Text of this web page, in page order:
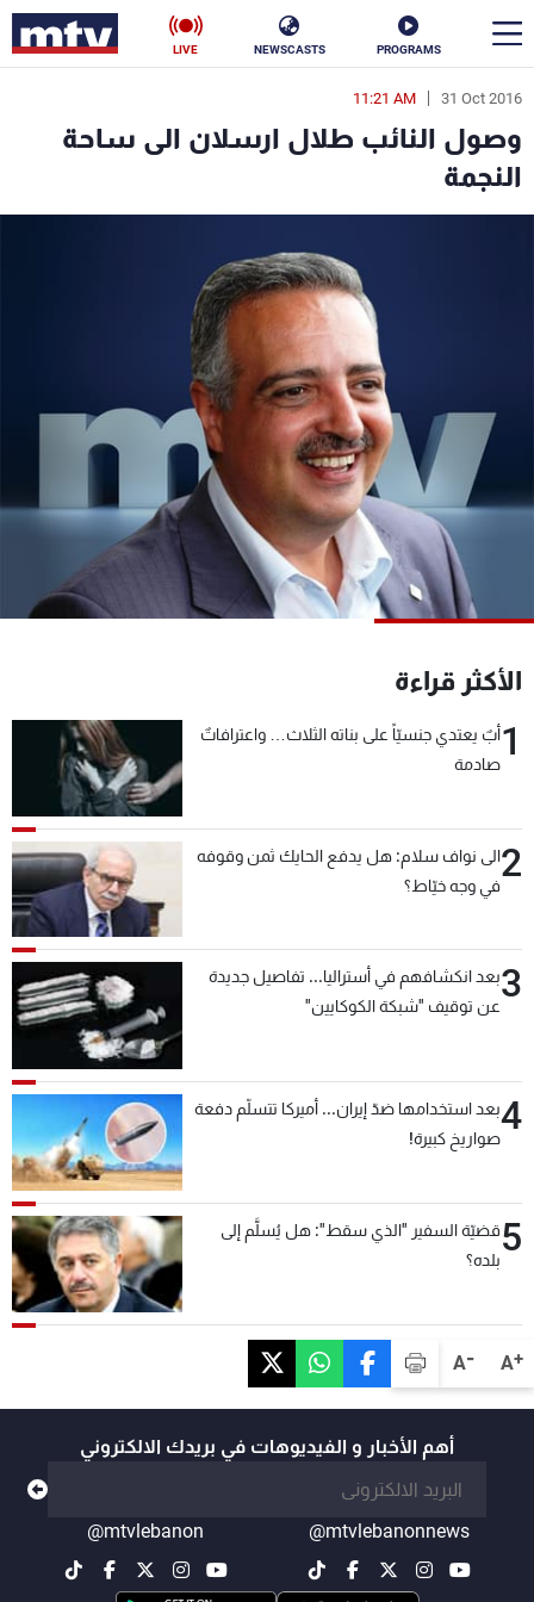
PROGRAMS
NEWSCASTS
LIVE
A+
A-
31 Oct 2016
11:21 AM
وصول النائب طلال ارسلان الى ساحة
النجمة
الأكثر قراءة
1أبٌ يعتدي جنسيّاً على بناته الثلاث… واعترافاتٌ
صادمة
2الى نواف سلام: هل يدفع الحايك ثمن وقوفه
في وجه خيّاط؟
3بعد انكشافهم في أستراليا... تفاصيل جديدة
عن توقيف "شبكة الكوكايين"
4بعد استخدامها ضدّ إيران... أميركا تتسلّم دفعة
صواريخ كبيرة!
5قضيّة السفير "الذي سقط": هل يُسلَّم إلى
بلده؟
أهم الأخبار و الفيديوهات في بريدك الالكتروني
@mtvlebanonnews
@mtvlebanon
en
الأخبار
سياسة ناس
فن
رياضة
البرامج
جدول البرامج
شاهد البرامج
الترددات
عن MTV
الإنـتـاج
لاعلاناتكم
شروط الإسـتخدام
سياسة الخصوصية